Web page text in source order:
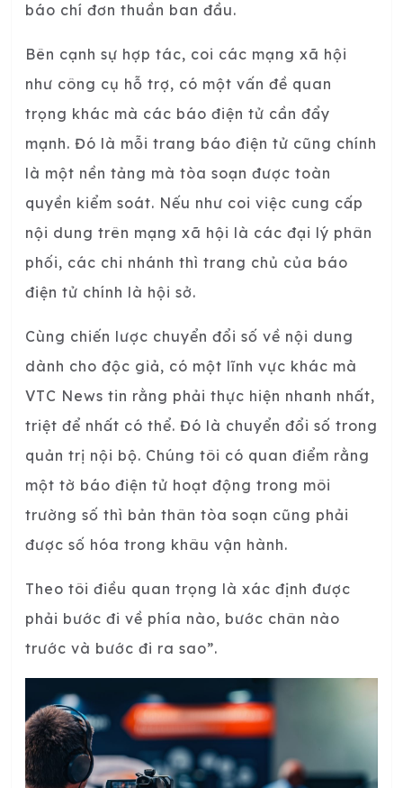
báo chí đơn thuần ban đầu.
Bên cạnh sự hợp tác, coi các mạng xã hội
như công cụ hỗ trợ, có một vấn đề quan
trọng khác mà các báo điện tử cần đẩy
mạnh. Đó là mỗi trang báo điện tử cũng chính
là một nền tảng mà tòa soạn được toàn
quyền kiểm soát. Nếu như coi việc cung cấp
nội dung trên mạng xã hội là các đại lý phân
phối, các chi nhánh thì trang chủ của báo
điện tử chính là hội sở.
Cùng chiến lược chuyển đổi số về nội dung
dành cho độc giả, có một lĩnh vực khác mà
VTC News tin rằng phải thực hiện nhanh nhất,
triệt để nhất có thể. Đó là chuyển đổi số trong
quản trị nội bộ. Chúng tôi có quan điểm rằng
một tờ báo điện tử hoạt động trong môi
trường số thì bản thân tòa soạn cũng phải
được số hóa trong khâu vận hành.
Theo tôi điều quan trọng là xác định được
phải bước đi về phía nào, bước chân nào
trước và bước đi ra sao”.